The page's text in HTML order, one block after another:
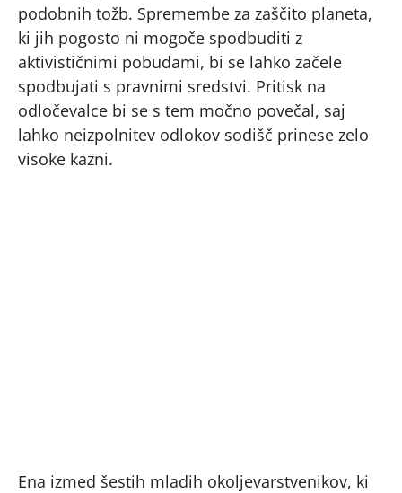
podobnih tožb. Spremembe za zaščito planeta,
ki jih pogosto ni mogoče spodbuditi z
aktivističnimi pobudami, bi se lahko začele
spodbujati s pravnimi sredstvi. Pritisk na
odločevalce bi se s tem močno povečal, saj
lahko neizpolnitev odlokov sodišč prinese zelo
visoke kazni.
Ena izmed šestih mladih okoljevarstvenikov, ki